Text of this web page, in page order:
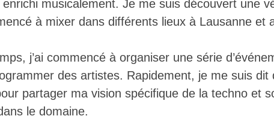
musicalement. Je me suis découvert une
à mixer dans différents lieux à Lausanne et
j’ai commencé à organiser une série
des artistes. Rapidement, je me suis dit
partager ma vision spécifique de la techno et
le domaine.